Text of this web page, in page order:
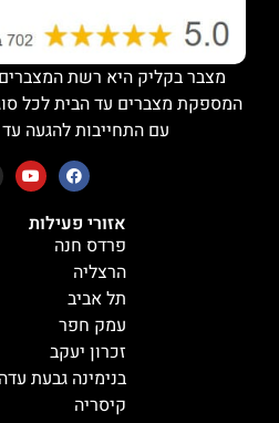
אזורי פעילות
פרדס חנה
הרצליה
תל אביב
עמק חפר
זכרון יעקב
בנימינה גבעת עדה
קיסריה
מצבר בקליק היא רשת
המספקת מצברים עד הבית לכל
עם התחייבות להגעה עד 60 דקות בלבד.